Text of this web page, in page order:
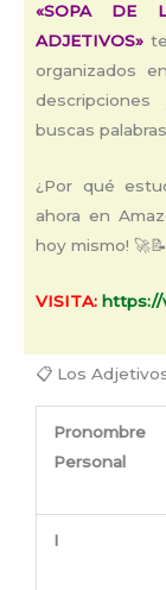
«SOPA DE
ADJETIVOS»
organizados
descripciones
buscas
¿Por qué
ahora en
hoy mismo! 🚀📝
VISITA: https://
📋 Los
Pronombre
Personal
I